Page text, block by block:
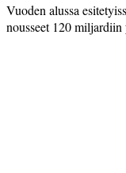
Vuoden alussa
nousseet 120